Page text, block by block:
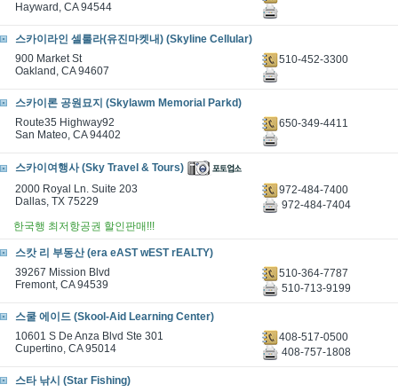
Hayward, CA 94544
스카이라인 셀룰라(유진마켓내) (Skyline Cellular)
900 Market St
Oakland, CA 94607
510-452-3300
스카이론 공원묘지 (Skylawm Memorial Parkd)
Route35 Highway92
San Mateo, CA 94402
650-349-4411
스카이여행사 (Sky Travel & Tours)
2000 Royal Ln. Suite 203
Dallas, TX 75229
972-484-7400
972-484-7404
한국행 최저항공권 할인판매!!!
스캇 리 부동산 (era eAST wEST rEALTY)
39267 Mission Blvd
Fremont, CA 94539
510-364-7787
510-713-9199
스쿨 에이드 (Skool-Aid Learning Center)
10601 S De Anza Blvd Ste 301
Cupertino, CA 95014
408-517-0500
408-757-1808
스타 낚시 (Star Fishing)